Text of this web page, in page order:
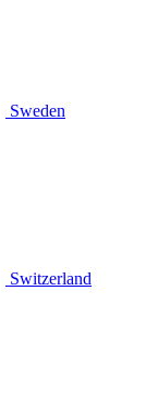
Sweden
Switzerland